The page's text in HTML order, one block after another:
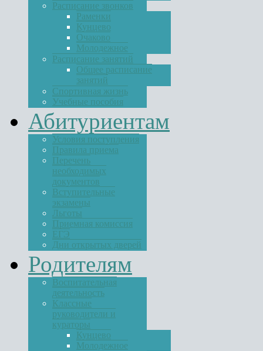
Расписание звонков
Раменки
Кунцево
Очаково
Молодежное
Расписание занятий
Общее расписание
занятий
Спортивная жизнь
Учебные пособия
Абитуриентам
Условия поступления
Правила приема
Перечень
необходимых
документов
Вступительные
экзамены
Льготы
Приемная комиссия
ЕГЭ
Дни открытых дверей
Родителям
Воспитательная
деятельность
Классные
руководители и
кураторы
Кунцево
Молодежное